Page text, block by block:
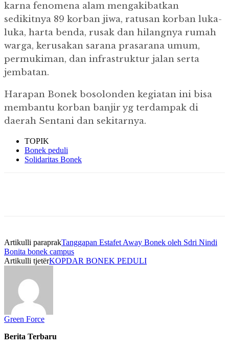
karna fenomena alam mengakibatkan
sedikitnya 89 korban jiwa, ratusan korban luka-
luka, harta benda, rusak dan hilangnya rumah
warga, kerusakan sarana prasarana umum,
permukiman, dan infrastruktur jalan serta
jembatan.
Harapan Bonek bosolonden kegiatan ini bisa
membantu korban banjir yg terdampak di
daerah Sentani dan sekitarnya.
TOPIK
Bonek peduli
Solidaritas Bonek
Artikulli paraprakTanggapan Estafet Away Bonek oleh Sdri Nindi
Bonita bonek campus
Artikulli tjetërKOPDAR BONEK PEDULI
Green Force
Berita Terbaru